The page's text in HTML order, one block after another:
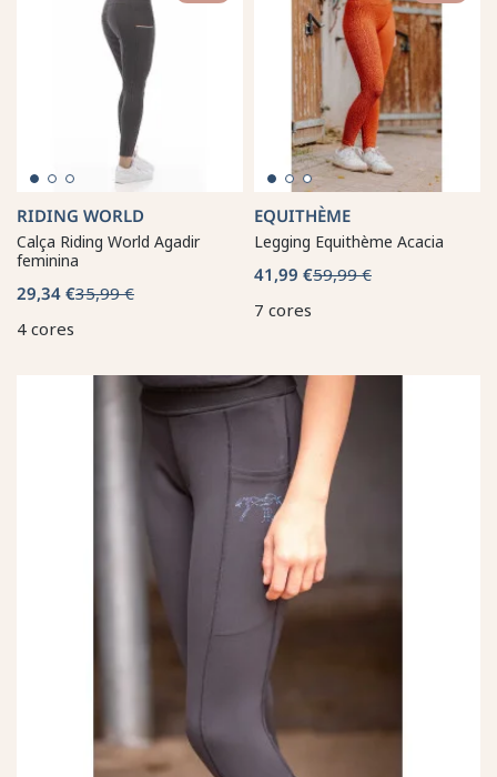
RIDING WORLD
Calça Riding World Agadir
feminina
29,34 €35,99 €
4 cores
EQUITHÈME
Legging Equithème Acacia
41,99 €59,99 €
7 cores